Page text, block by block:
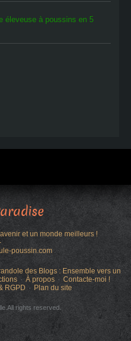
éleveuse à poussins en 5
et un monde meilleurs !
poussin.com
des Blogs : Ensemble vers un
À propos
Contacte-moi !
RGPD Plan du site
rights reserved.